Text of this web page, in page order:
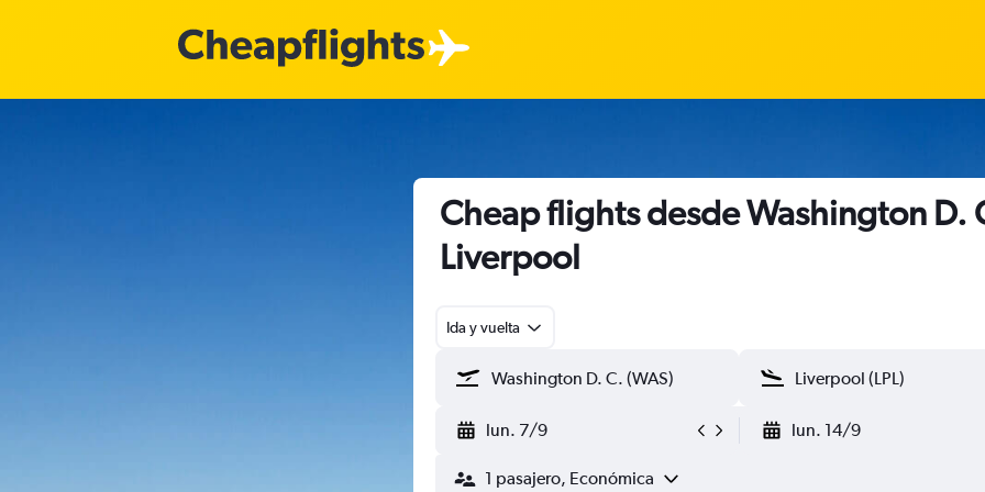
Cheap flights desde Washington D.
Liverpool
Ida y vuelta
lun. 7/9 lun. 14/9
1 pasajero, Económica